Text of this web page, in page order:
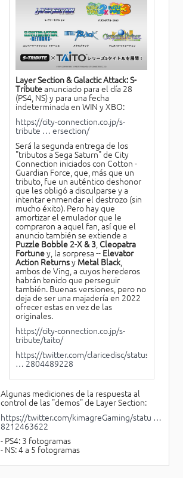
Layer Section & Galactic Attack: S-
Tributeanunciado para el día 28
(PS4, NS) y para una fecha
indeterminada en WIN y XBO:
https://city-connection.co.jp/s-
tribute … ersection/
Será la segunda entrega de los
"tributos a Sega Saturn" de City
Connection iniciados con Cotton -
Guardian Force, que, más que un
tributo, fue un auténtico deshonor
que les obligó a disculparse y a
intentar enmendar el destrozo (sin
mucho éxito). Pero hay que
amortizar el emulador que le
compraron a aquel fan, así que el
anuncio también se extiende a
Puzzle Bobble 2-X & 3, Cleopatra
Fortuney, la sorpresa -- Elevator
Action Returnsy Metal Black,
ambos de Ving, a cuyos herederos
habrán tenido que perseguir
también. Buenas versiones, pero no
deja de ser una majadería en 2022
ofrecer estas en vez de las
originales.
https://city-connection.co.jp/s-
tribute/taito/
https://twitter.com/claricedisc/status/
… 2804489228
Algunas mediciones de la respuesta al
control de las "demos" de Layer Section:
https://twitter.com/kimagreGaming/statu …
8212463622
- PS4: 3 fotogramas
- NS: 4 a 5 fotogramas